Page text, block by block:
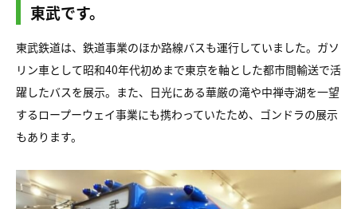
東武です。
東武鉄道は、鉄道事業のほか路線バスも運行していました。ガソ
リン車として昭和40年代初めまで東京を軸とした都市間輸送で活
躍したバスを展示。また、日光にある華厳の滝や中禅寺湖を一望
するロープーウェイ事業にも携わっていたため、ゴンドラの展示
もあります。